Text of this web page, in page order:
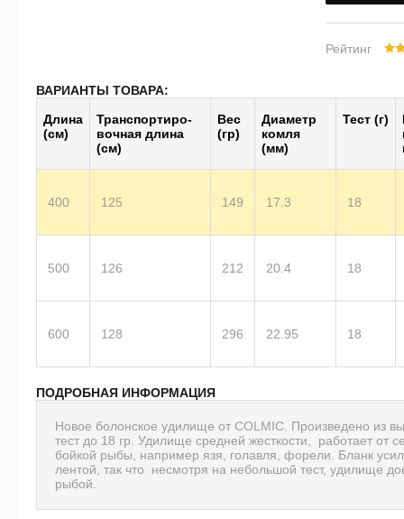
Рейтинг
ВАРИАНТЫ ТОВАРА:
Длина
(см)
Транс­пор­тиро­
воч­ная длина
(см)
Вес
(гр)
Диаметр
комля
(мм)
Тест (г)
400 125 149 17.3 18
500 126 212 20.4 18
600 128 296 22.95 18
ПОДРОБНАЯ ИНФОРМАЦИЯ
Новое болонское удилище от COLMIC. Произведено из
тест до 18 гр. Удилище средней жесткости, работает от
бойкой рыбы, например язя, голавля, форели. Бланк
лентой, так что несмотря на небольшой тест, удилище
рыбой.